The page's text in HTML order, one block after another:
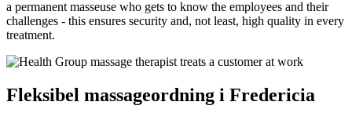
a permanent masseuse who gets to know the employees and their
challenges - this ensures security and, not least, high quality in every
treatment.
Fleksibel massageordning i Fredericia